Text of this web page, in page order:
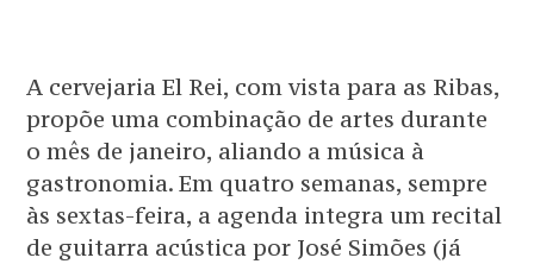
A cervejaria El Rei, com vista para as Ribas,
propõe uma combinação de artes durante
o mês de janeiro, aliando a música à
gastronomia. Em quatro semanas, sempre
às sextas-feira, a agenda integra um recital
de guitarra acústica por José Simões (já